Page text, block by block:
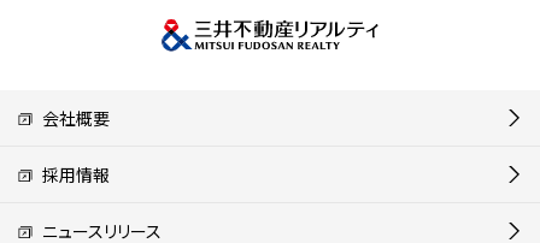
会社概要
採用情報
ニュースリリース